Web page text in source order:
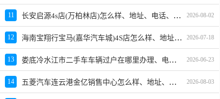
11 长安启源4s店(万柏林店)怎么样、地址、电话、上班时间查询 2026-08-02
12 海南宝翔行宝马(嘉华汽车城)4S店怎么样、地址、电话、上班时间查询 2026-07-18
13 娄底冷水江市二手车车辆过户在哪里办理、电话、上班时间 2026-06-23
14 五菱汽车连云港金亿销售中心怎么样、地址、电话、上班时间查询 2026-08-03